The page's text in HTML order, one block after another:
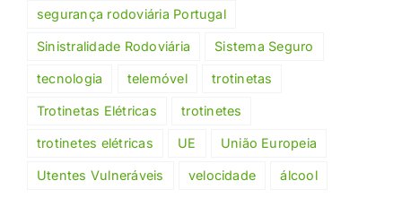
segurança rodoviária Portugal
Sinistralidade Rodoviária Sistema Seguro
tecnologia telemóvel trotinetas
Trotinetas Elétricas trotinetes
trotinetes elétricas UE União Europeia
Utentes Vulneráveis velocidade álcool